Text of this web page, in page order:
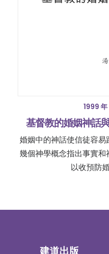
1999 年
基督教的婚姻神話
婚姻中的神話使信徒容
幾個神學概念指出事實和
以收預防
建道出版